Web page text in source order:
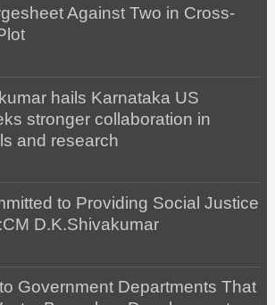
Against Two in Cross-
hails Karnataka US
stronger collaboration in
and research
to Providing Social Justice
D.K.Shivakumar
Government Departments That